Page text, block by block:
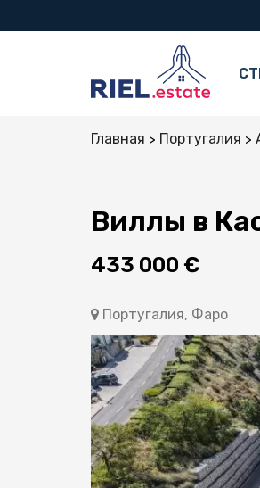
Главная Португалия
Виллы в
433 000 €
Португалия, Фаро